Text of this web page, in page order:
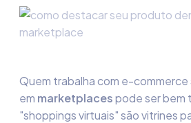
Quem trabalha com e-commerce
em marketplacespode ser bem
"shoppings virtuais" são vitrines